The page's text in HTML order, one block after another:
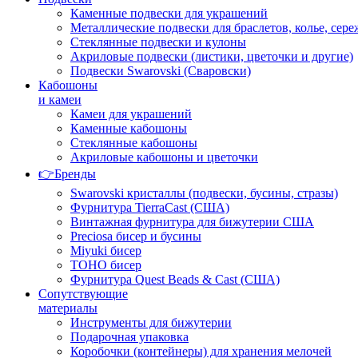
Каменные подвески для украшений
Металлические подвески для браслетов, колье,
Стеклянные подвески и кулоны
Акриловые подвески (листики, цветочки и другие)
Подвески Swarovski (Сваровски)
Кабошоны
и камеи
Камеи для украшений
Каменные кабошоны
Стеклянные кабошоны
Акриловые кабошоны и цветочки
👉Бренды
Swarovski кристаллы (подвески, бусины, стразы)
Фурнитура TierraCast (США)
Винтажная фурнитура для бижутерии США
Preciosa бисер и бусины
Miyuki бисер
TOHO бисер
Фурнитура Quest Beads & Cast (США)
Сопутствующие
материалы
Инструменты для бижутерии
Подарочная упаковка
Коробочки (контейнеры) для хранения мелочей